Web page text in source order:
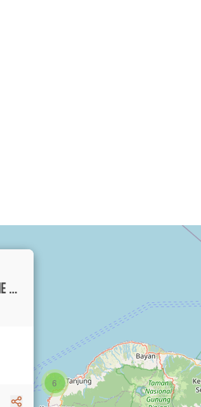
6
ELEGANCE THREE-BEDROOM VILLA IN PRIME BERAWA: STEPS FROM THE BEACH AND TRENDY CAFES (AVAILABLE ON AYGUST 2026 FOR YEARLY RENTAL)